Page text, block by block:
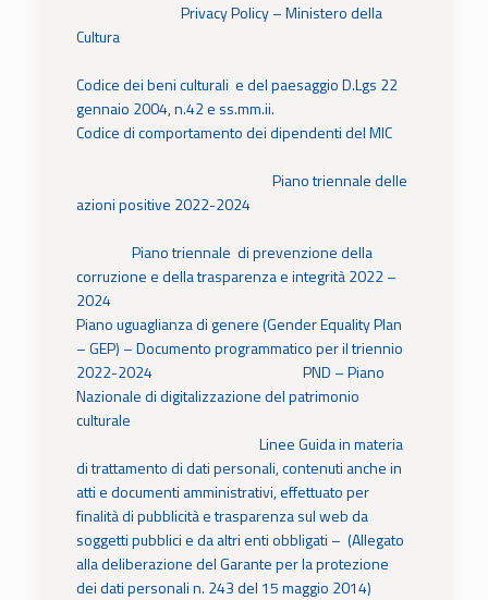
Privacy Policy – Ministero della
Cultura
Codice dei beni culturali e del paesaggio D.Lgs 22
gennaio 2004, n.42 e ss.mm.ii.
Codice di comportamento dei dipendenti del MIC
Piano triennale delle
azioni positive 2022-2024
Piano triennale di prevenzione della
corruzione e della trasparenza e integrità 2022 –
2024
Piano uguaglianza di genere (Gender Equality Plan
– GEP) – Documento programmatico per il triennio
2022-2024
PND – Piano
Nazionale di digitalizzazione del patrimonio
culturale
Linee Guida in materia
di trattamento di dati personali, contenuti anche in
atti e documenti amministrativi, effettuato per
finalità di pubblicità e trasparenza sul web da
soggetti pubblici e da altri enti obbligati – (Allegato
alla deliberazione del Garante per la protezione
dei dati personali n. 243 del 15 maggio 2014)